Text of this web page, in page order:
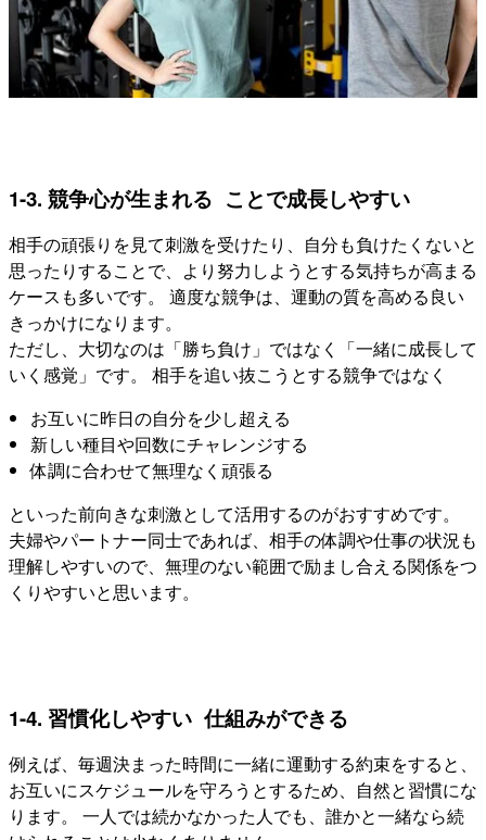
1-3. 競争心が生まれる ことで成長しやすい
相手の頑張りを見て刺激を受けたり、自分も負けたくないと
思ったりすることで、より努力しようとする気持ちが高まる
ケースも多いです。 適度な競争は、運動の質を高める良い
きっかけになります。
ただし、大切なのは「勝ち負け」ではなく「一緒に成長して
いく感覚」です。 相手を追い抜こうとする競争ではなく
お互いに昨日の自分を少し超える
新しい種目や回数にチャレンジする
体調に合わせて無理なく頑張る
といった前向きな刺激として活用するのがおすすめです。
夫婦やパートナー同士であれば、相手の体調や仕事の状況も
理解しやすいので、無理のない範囲で励まし合える関係をつ
くりやすいと思います。
1-4. 習慣化しやすい 仕組みができる
例えば、毎週決まった時間に一緒に運動する約束をすると、
お互いにスケジュールを守ろうとするため、自然と習慣にな
ります。 一人では続かなかった人でも、誰かと一緒なら続